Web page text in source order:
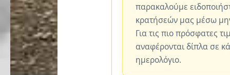
παρακαλούμε
κρατήσεών μας μέσω
Για τις πιο πρόσφατες
αναφέρονται δίπλα σε
ημερολόγιο.